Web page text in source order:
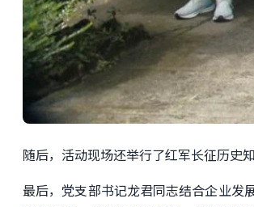
随后，活动现场还举行了红军长征历史
最后，党支部书记龙君同志结合企业发